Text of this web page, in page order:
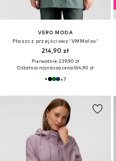
VERO MODA
Płaszcz przejściowy 'VMMalou'
214,90 zł
Pierwotnie: 239,90 zł
Ostatnia najniższa cena:164,90 zł
+7